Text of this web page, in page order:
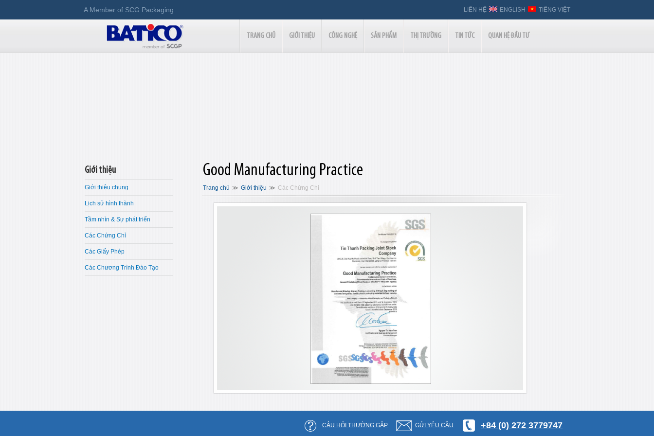
A Member of SCG Packaging TIẾNG VIỆT
ENGLISH
LIÊN HỆ
TRANG CHỦ GIỚI THIỆU CÔNG NGHỆ SẢN PHẨM THỊ TRƯỜNG TIN TỨC QUAN HỆ ĐẦU TƯ
Giới thiệu
Giới thiệu chung
Lịch sử hình thành
Tầm nhìn & Sự phát triển
Các Chứng Chỉ
Các Giấy Phép
Các Chương Trình Đào Tạo
Good Manufacturing Practice
Trang chủ Giới thiệu Các Chứng Chỉ
CÂU HỎI THƯỜNG GẶP GỬI YÊU CẦU +84 (0) 272 3779747